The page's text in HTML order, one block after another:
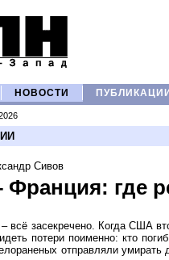
НОВОСТИ ПУБЛИКАЦИИ
Сивов
Франция: где
всё засекречено. Когда США
потери поименно: кто
отправляли умирать